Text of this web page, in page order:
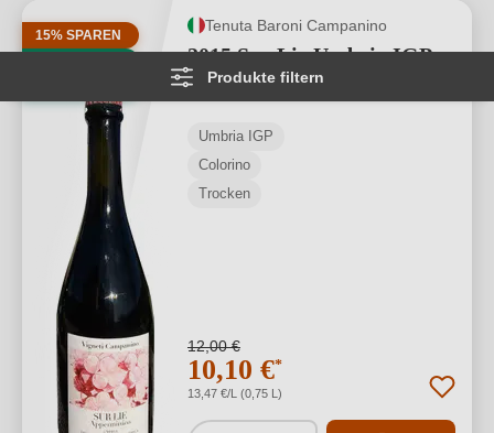
Produkte filtern
15% SPAREN
Tenuta Baroni Campanino
2015 Sur Lie Umbria IGP
BIO
Umbria IGP
Colorino
Trocken
12,00 €
10,10 €*
13,47 €/L (0,75 L)